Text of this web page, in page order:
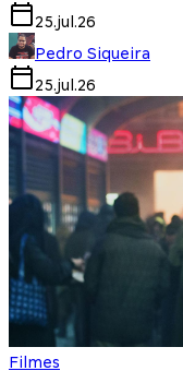
25.jul.26
Pedro Siqueira
25.jul.26
Filmes